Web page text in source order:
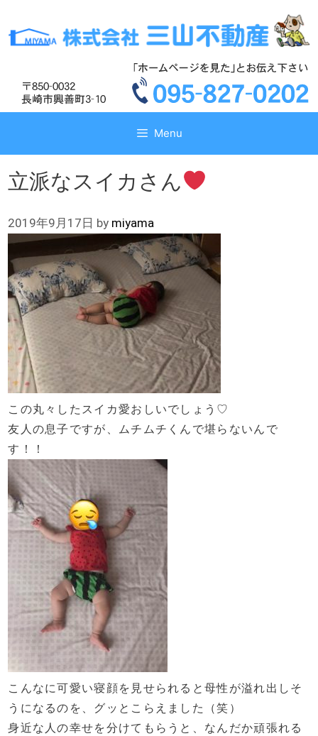
テ
ス
テ
ス
Menu
立派なスイカさん
2019年9月17日 by miyama
この丸々したスイカ愛おしいでしょう♡
友人の息子ですが、ムチムチくんで堪らないんで
す！！
こんなに可愛い寝顔を見せられると母性が溢れ出しそ
うになるのを、グッとこらえました（笑）
身近な人の幸せを分けてもらうと、なんだか頑張れる